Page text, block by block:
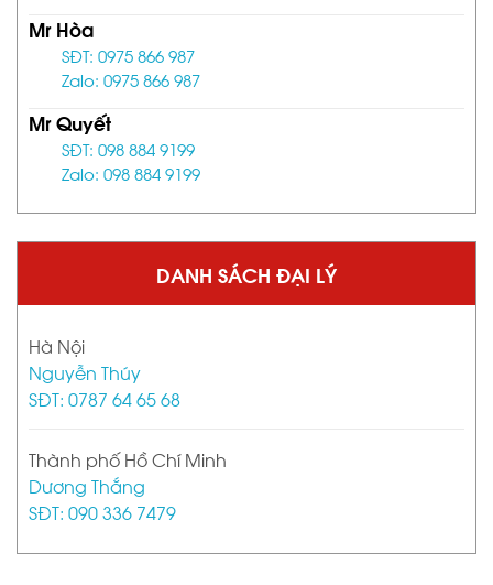
Mr Hòa
SĐT: 0975 866 987
Zalo: 0975 866 987
Mr Quyết
SĐT: 098 884 9199
Zalo: 098 884 9199
DANH SÁCH ĐẠI LÝ
Hà Nội
Nguyễn Thúy
SĐT: 0787 64 65 68
Thành phố Hồ Chí Minh
Dương Thắng
SĐT: 090 336 7479